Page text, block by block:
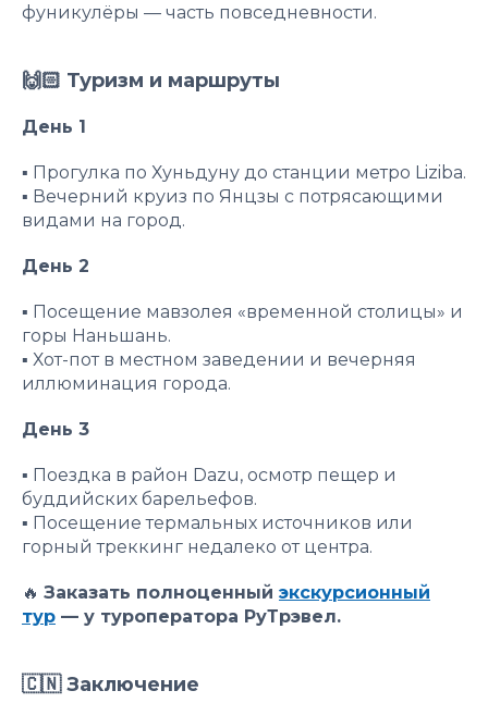
фуникулёры — часть повседневности.
🙌🏻 Туризм и маршруты
День 1
▪️ Прогулка по Хуньдуну до станции метро Liziba.
▪️ Вечерний круиз по Янцзы с потрясающими
видами на город.
День 2
▪️ Посещение мавзолея «временной столицы» и
горы Наньшань.
▪️ Хот-пот в местном заведении и вечерняя
иллюминация города.
День 3
▪️ Поездка в район Dazu, осмотр пещер и
буддийских барельефов.
▪️ Посещение термальных источников или
горный треккинг недалеко от центра.
🔥 Заказать полноценный экскурсионный
тур — у туроператора РуТрэвел.
🇨🇳 Заключение